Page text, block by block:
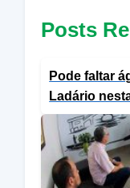
Posts
Pode faltar
Ladário